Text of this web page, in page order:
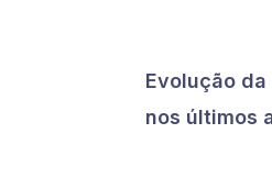
Evolução
nos últimos